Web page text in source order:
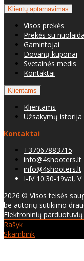
Klientų aptarnavimas
Visos prekės
Prekės su nuolaida
Gamintojai
Dovanų kuponai
Svetainės medis
Kontaktai
Klientams
Klientams
Užsakymų istorija
Kontaktai
+37067883715
info@4shooters.lt
info@4shooters.lt
I-IV 10:30-19val,
2026 © Visos teisės
be autorių sutikimo
Elektroninių
Rašyk
Skambink